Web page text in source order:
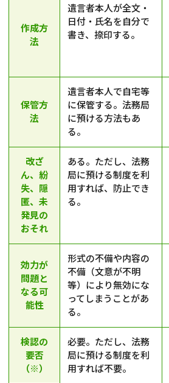
作成方
法
遺言者本人が全文・
日付・氏名を自分で
書き、捺印する。
保管方
法
遺言者本人で自宅等
に保管する。法務局
に預ける方法もあ
る。
改ざ
ん、紛
失、隠
匿、未
発見の
おそれ
ある。ただし、法務
局に預ける制度を利
用すれば、防止でき
る。
効力が
問題と
なる可
能性
形式の不備や内容の
不備（文意が不明
等）により無効にな
ってしまうことがあ
る。
検認の
要否
（※）
必要。ただし、法務
局に預ける制度を利
用すれば不要。